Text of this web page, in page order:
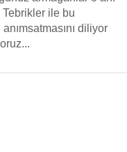
Tebrikler ile bu
diliyor